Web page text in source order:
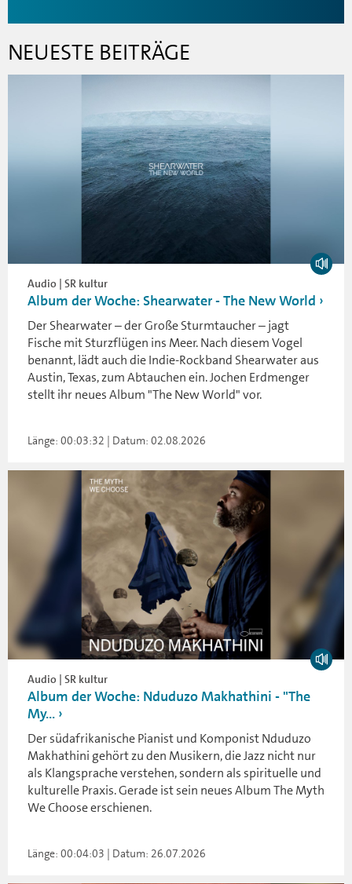
NEUESTE BEITRÄGE
Audio | SR kultur
Album der Woche: Shearwater - The New World
Der Shearwater – der Große Sturmtaucher – jagt
Fische mit Sturzflügen ins Meer. Nach diesem Vogel
benannt, lädt auch die Indie-Rockband Shearwater aus
Austin, Texas, zum Abtauchen ein. Jochen Erdmenger
stellt ihr neues Album "The New World" vor.
Länge: 00:03:32 | Datum: 02.08.2026
Audio | SR kultur
Album der Woche: Nduduzo Makhathini - "The
My...
Der südafrikanische Pianist und Komponist Nduduzo
Makhathini gehört zu den Musikern, die Jazz nicht nur
als Klangsprache verstehen, sondern als spirituelle und
kulturelle Praxis. Gerade ist sein neues Album The Myth
We Choose erschienen.
Länge: 00:04:03 | Datum: 26.07.2026